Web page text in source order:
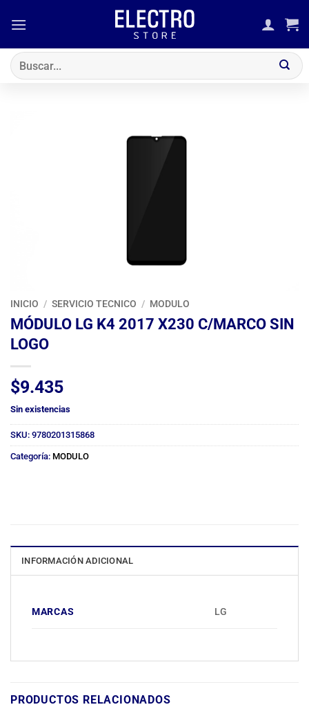
Buscar
por:
INICIO / SERVICIO TECNICO / MODULO
MÓDULO LG K4 2017 X230 C/MARCO SIN
LOGO
$9.435
Sin existencias
SKU: 9780201315868
Categoría: MODULO
INFORMACIÓN ADICIONAL
MARCAS LG
PRODUCTOS RELACIONADOS